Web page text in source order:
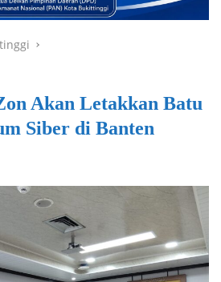
Akan Letakkan Batu
Siber di Banten